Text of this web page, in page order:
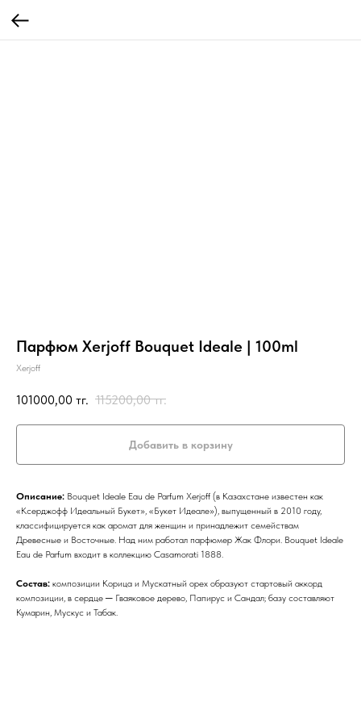
Парфюм Xerjoff Bouquet Ideale | 100ml
Xerjoff
101000,00 тг. 115200,00 тг.
Добавить в корзину
Описание: Bouquet Ideale Eau de Parfum Xerjoff (в Казахстане известен как
«Ксерджофф Идеальный Букет», «Букет Идеале»), выпущенный в 2010 году,
классифицируется как аромат для женщин и принадлежит семействам
Древесные и Восточные. Над ним работал парфюмер Жак Флори. Bouquet Ideale
Eau de Parfum входит в коллекцию Casamorati 1888.
Состав: композиции Корица и Мускатный орех образуют стартовый аккорд
композиции, в сердце ─ Гваяковое дерево, Папирус и Сандал; базу составляют
Кумарин, Мускус и Табак.